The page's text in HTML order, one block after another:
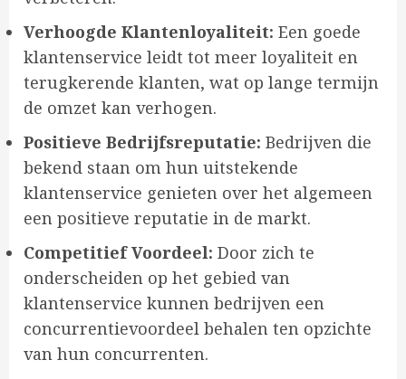
Verhoogde Klantenloyaliteit: Een goede
klantenservice leidt tot meer loyaliteit en
terugkerende klanten, wat op lange termijn
de omzet kan verhogen.
Positieve Bedrijfsreputatie: Bedrijven die
bekend staan om hun uitstekende
klantenservice genieten over het algemeen
een positieve reputatie in de markt.
Competitief Voordeel: Door zich te
onderscheiden op het gebied van
klantenservice kunnen bedrijven een
concurrentievoordeel behalen ten opzichte
van hun concurrenten.